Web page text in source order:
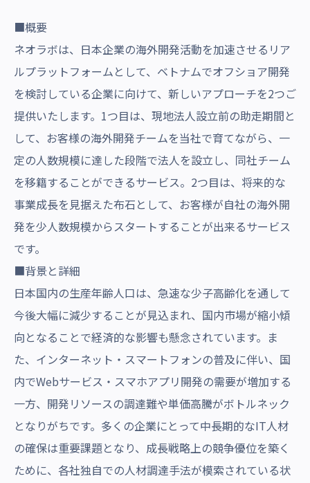
■概要
ネオラボは、日本企業の海外開発活動を加速させるリア
ルプラットフォームとして、ベトナムでオフショア開発
を検討している企業に向けて、新しいアプローチを2つご
提供いたします。1つ目は、現地法人設立前の助走期間と
して、お客様の海外開発チームを当社で育てながら、一
定の人数規模に達した段階で法人を設立し、同社チーム
を移籍することができるサービス。2つ目は、将来的な
事業成長を見据えた布石として、お客様が自社の海外開
発を少人数規模からスタートすることが出来るサービス
です。
■背景と詳細
日本国内の生産年齢人口は、急速な少子高齢化を通して
今後大幅に減少することが見込まれ、国内市場が縮小傾
向となることで経済的な影響も懸念されています。ま
た、インターネット・スマートフォンの普及に伴い、国
内でWebサービス・スマホアプリ開発の需要が増加する
一方、開発リソースの調達難や単価高騰がボトルネック
となりがちです。多くの企業にとって中長期的なIT人材
の確保は重要課題となり、成長戦略上の競争優位を築く
ために、各社独自での人材調達手法が模索されている状